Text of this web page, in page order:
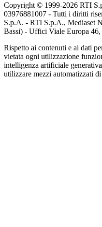
Copyright © 1999-2026 RTI
03976881007 - Tutti i diritti
S.p.A. - RTI S.p.A., Mediaset
Bassi) - Uffici Viale Europa
Rispetto ai contenuti e ai dati
vietata ogni utilizzazione
intelligenza artificiale
utilizzare mezzi automatizzati